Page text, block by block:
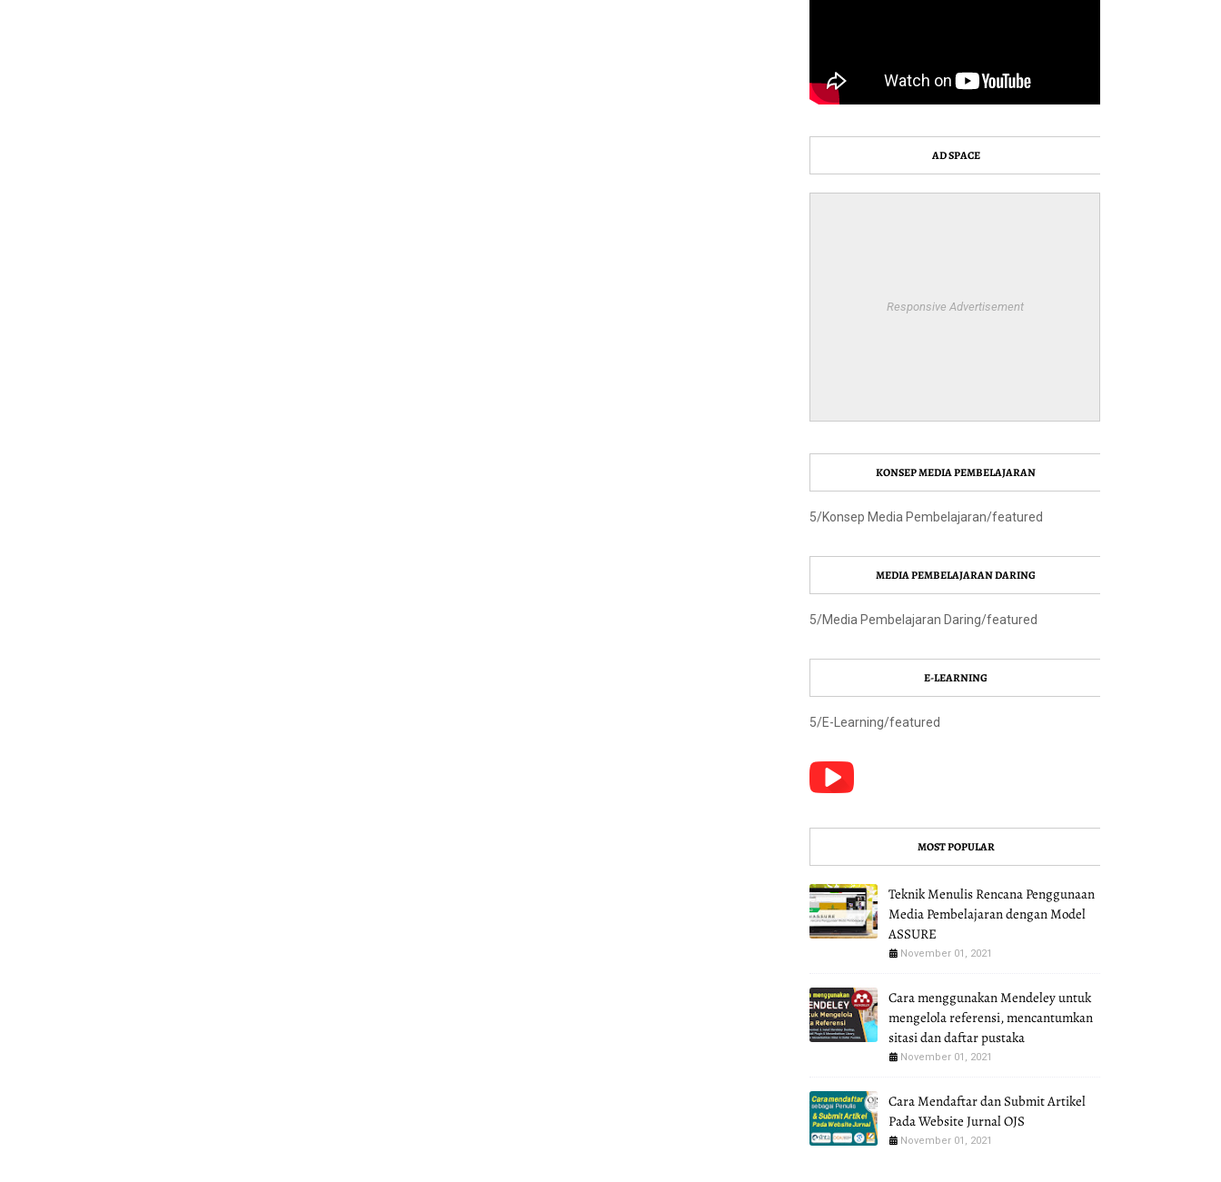
AD SPACE
Responsive Advertisement
KONSEP MEDIA PEMBELAJARAN
5/Konsep Media Pembelajaran/featured
MEDIA PEMBELAJARAN DARING
5/Media Pembelajaran Daring/featured
E-LEARNING
5/E-Learning/featured
MOST POPULAR
Teknik Menulis Rencana Penggunaan
Media Pembelajaran dengan Model
ASSURE
November 01, 2021
Cara menggunakan Mendeley untuk
mengelola referensi, mencantumkan
sitasi dan daftar pustaka
November 01, 2021
Cara Mendaftar dan Submit Artikel
Pada Website Jurnal OJS
November 01, 2021